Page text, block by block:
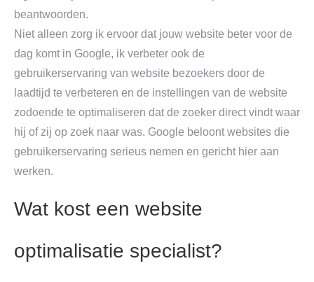
beantwoorden.
Niet alleen zorg ik ervoor dat jouw website beter voor de
dag komt in Google, ik verbeter ook de
gebruikerservaring van website bezoekers door de
laadtijd te verbeteren en de instellingen van de website
zodoende te optimaliseren dat de zoeker direct vindt waar
hij of zij op zoek naar was. Google beloont websites die
gebruikerservaring serieus nemen en gericht hier aan
werken.
Wat kost een website
optimalisatie specialist?